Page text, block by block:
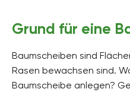
Grund für eine
Baumscheiben sind
Rasen bewachsen sind.
Baumscheibe anlegen?